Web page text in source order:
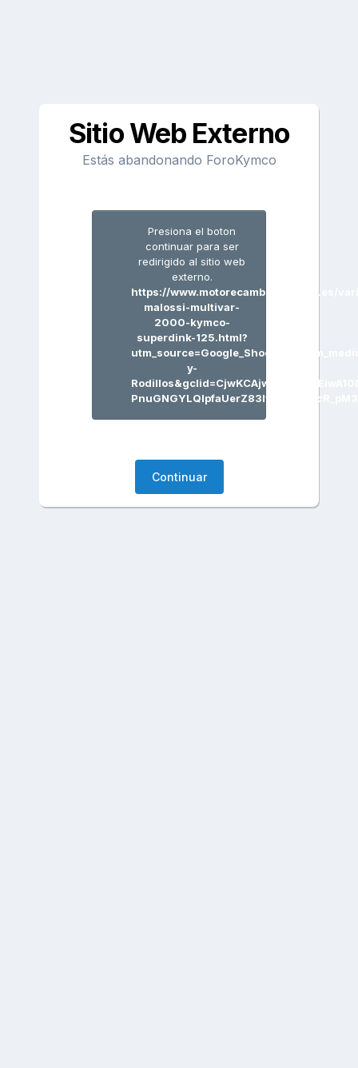
Sitio Web Externo
Estás abandonando ForoKymco
Presiona el boton
continuar para ser
redirigido al sitio web
externo.
https://www.motorecambiosvferrer.es/
malossi-multivar-
2000-kymco-
superdink-125.html?
y-
Continuar